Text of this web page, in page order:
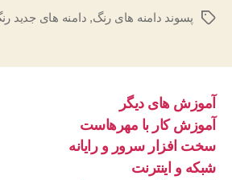
برچسب‌هاپسوند دامنه های رنگ, دامنه های جدید
آموزش های دیگر
آموزش کار با مهرهاست
سخت افزار سرور و رایانه
شبکه و اینترنت